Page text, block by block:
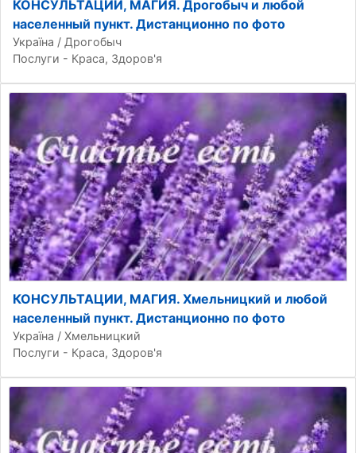
КОНСУЛЬТАЦИИ, МАГИЯ. Дрогобыч и любой
населенный пункт. Дистанционно по фото
Україна / Дрогобыч
Послуги - Краса, Здоров'я
КОНСУЛЬТАЦИИ, МАГИЯ. Хмельницкий и любой
населенный пункт. Дистанционно по фото
Україна / Хмельницкий
Послуги - Краса, Здоров'я